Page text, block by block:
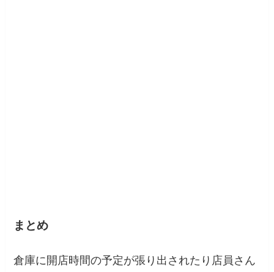
まとめ
倉庫に開店時間の予定が張り出されたり店員さん